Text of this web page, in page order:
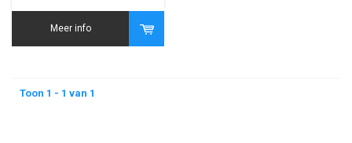
Meer info
Toon 1 - 1 van 1